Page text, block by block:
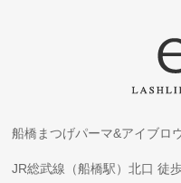
船橋まつげパーマ&アイブロ
JR総武線（船橋駅）北口 徒